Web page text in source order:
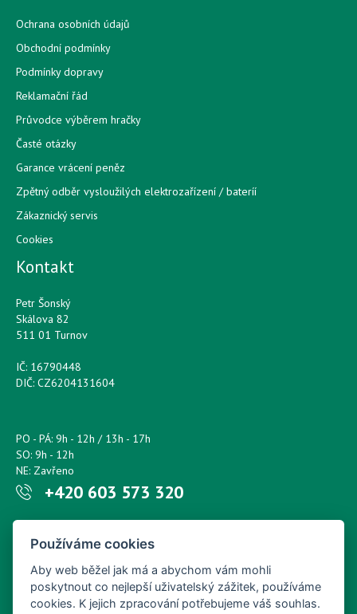
Ochrana osobních údajů
Obchodní podmínky
Podmínky dopravy
Reklamační řád
Průvodce výběrem hračky
Časté otázky
Garance vrácení peněz
Zpětný odběr vysloužilých elektrozařízení / bateríí
Zákaznický servis
Cookies
Kontakt
Petr Šonský
Skálova 82
511 01 Turnov
IČ: 16790448
DIČ: CZ6204131604
PO - PÁ: 9h - 12h / 13h - 17h
SO: 9h - 12h
NE: Zavřeno
+420 603 573 320
petr.sonsky@centrum.cz
Používáme cookies
Aby web běžel jak má a abychom vám mohli
poskytnout co nejlepší uživatelský zážitek, používáme
cookies. K jejich zpracování potřebujeme váš souhlas.